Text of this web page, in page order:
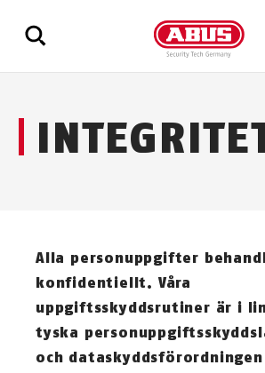
alla
resultat
Alla personuppgifter
konfidentiellt. Våra
uppgiftsskyddsrutiner är i
tyska
och dataskyddsförordningen